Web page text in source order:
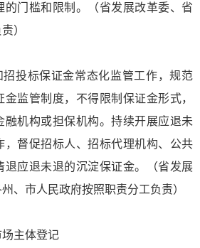
的门槛和限制。（省发展改革委、省
）
投标保证金常态化监管工作，规范
监管制度，不得限制保证金形式，
融机构或担保机构。持续开展应退未
，督促招标人、招标代理机构、公共
退应退未退的沉淀保证金。（省发展
、市人民政府按照职责分工负责）
场主体登记